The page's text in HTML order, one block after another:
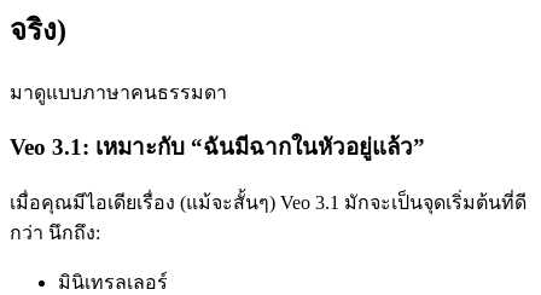
จริง)
มาดูแบบภาษาคนธรรมดา
Veo 3.1: เหมาะกับ “ฉันมีฉากในหัวอยู่แล้ว”
เมื่อคุณมีไอเดียเรื่อง (แม้จะสั้นๆ) Veo 3.1 มักจะเป็นจุดเริ่มต้นที่ดี
กว่า นึกถึง:
มินิเทรลเลอร์